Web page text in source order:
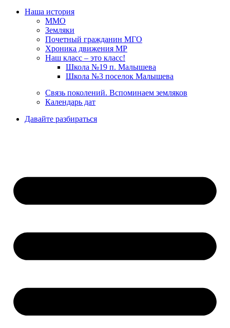
Наша история
ММО
Земляки
Почетный гражданин МГО
Хроника движения МР
Наш класс – это класс!
Школа №19 п. Малышева
Школа №3 поселок Малышева
Связь поколений. Вспоминаем земляков
Календарь дат
Давайте разбираться